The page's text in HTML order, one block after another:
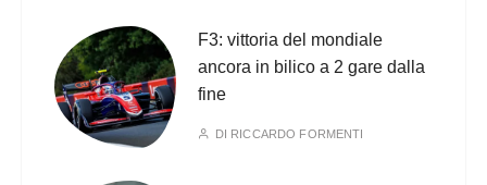
F3: vittoria del mondiale
ancora in bilico a 2 gare dalla
fine
DI RICCARDO FORMENTI